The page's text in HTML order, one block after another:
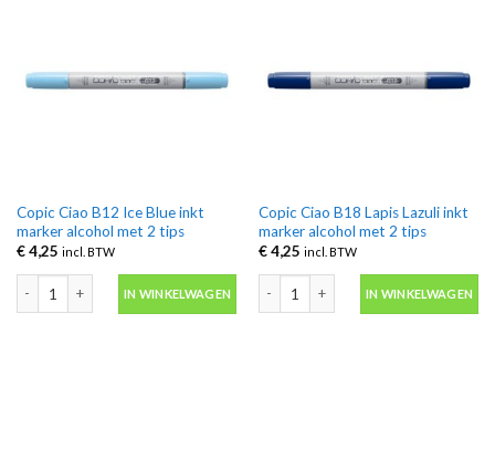
Copic Ciao B12 Ice Blue inkt
marker alcohol met 2 tips
€4,25 incl. BTW
IN WINKELWAGEN
Copic Ciao B18 Lapis Lazuli inkt
marker alcohol met 2 tips
€4,25 incl. BTW
IN WINKELWAGEN